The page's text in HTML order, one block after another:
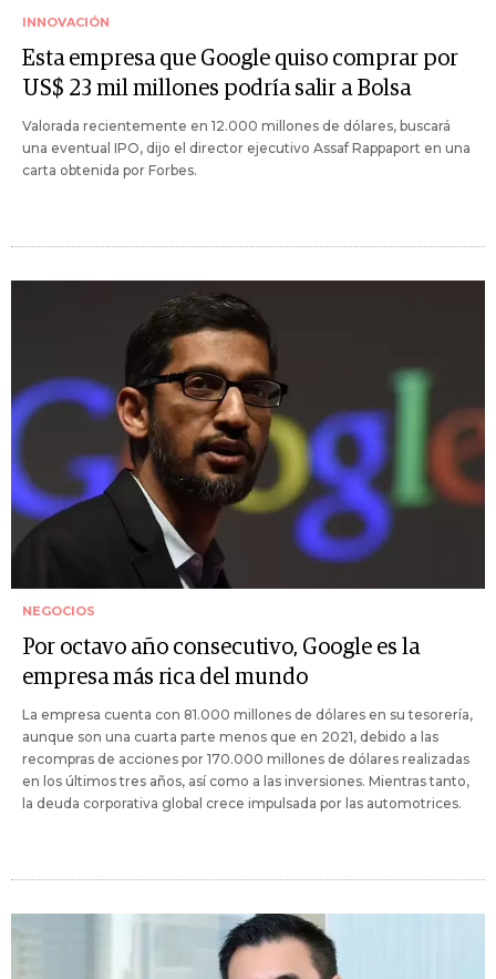
INNOVACIÓN
Esta empresa que Google quiso comprar por
US$ 23 mil millones podría salir a Bolsa
Valorada recientemente en 12.000 millones de dólares, buscará
una eventual IPO, dijo el director ejecutivo Assaf Rappaport en una
carta obtenida por Forbes.
NEGOCIOS
Por octavo año consecutivo, Google es la
empresa más rica del mundo
La empresa cuenta con 81.000 millones de dólares en su tesorería,
aunque son una cuarta parte menos que en 2021, debido a las
recompras de acciones por 170.000 millones de dólares realizadas
en los últimos tres años, así como a las inversiones. Mientras tanto,
la deuda corporativa global crece impulsada por las automotrices.